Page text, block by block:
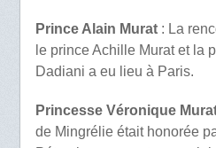
Prince Alain Murat: La
le prince Achille Murat et la
Dadiani a eu lieu à Paris.
Princesse Véronique
de Mingrélie était honorée